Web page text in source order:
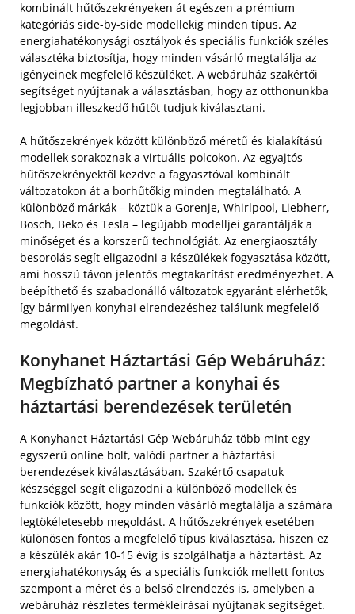
kombinált hűtőszekrényeken át egészen a prémium
kategóriás side-by-side modellekig minden típus. Az
energiahatékonysági osztályok és speciális funkciók széles
választéka biztosítja, hogy minden vásárló megtalálja az
igényeinek megfelelő készüléket. A webáruház szakértői
segítséget nyújtanak a választásban, hogy az otthonunkba
legjobban illeszkedő hűtőt tudjuk kiválasztani.
A hűtőszekrények között különböző méretű és kialakítású
modellek sorakoznak a virtuális polcokon. Az egyajtós
hűtőszekrényektől kezdve a fagyasztóval kombinált
változatokon át a borhűtőkig minden megtalálható. A
különböző márkák – köztük a Gorenje, Whirlpool, Liebherr,
Bosch, Beko és Tesla – legújabb modelljei garantálják a
minőséget és a korszerű technológiát. Az energiaosztály
besorolás segít eligazodni a készülékek fogyasztása között,
ami hosszú távon jelentős megtakarítást eredményezhet. A
beépíthető és szabadonálló változatok egyaránt elérhetők,
így bármilyen konyhai elrendezéshez találunk megfelelő
megoldást.
Konyhanet Háztartási Gép Webáruház:
Megbízható partner a konyhai és
háztartási berendezések területén
A Konyhanet Háztartási Gép Webáruház több mint egy
egyszerű online bolt, valódi partner a háztartási
berendezések kiválasztásában. Szakértő csapatuk
készséggel segít eligazodni a különböző modellek és
funkciók között, hogy minden vásárló megtalálja a számára
legtökéletesebb megoldást. A hűtőszekrények esetében
különösen fontos a megfelelő típus kiválasztása, hiszen ez
a készülék akár 10-15 évig is szolgálhatja a háztartást. Az
energiahatékonyság és a speciális funkciók mellett fontos
szempont a méret és a belső elrendezés is, amelyben a
webáruház részletes termékleírásai nyújtanak segítséget.